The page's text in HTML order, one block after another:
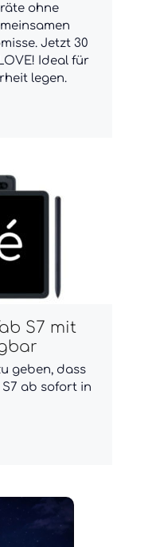
ohne
Jetzt 30
Ideal für
legen.
S7 mit
geben, dass
S7 ab sofort in